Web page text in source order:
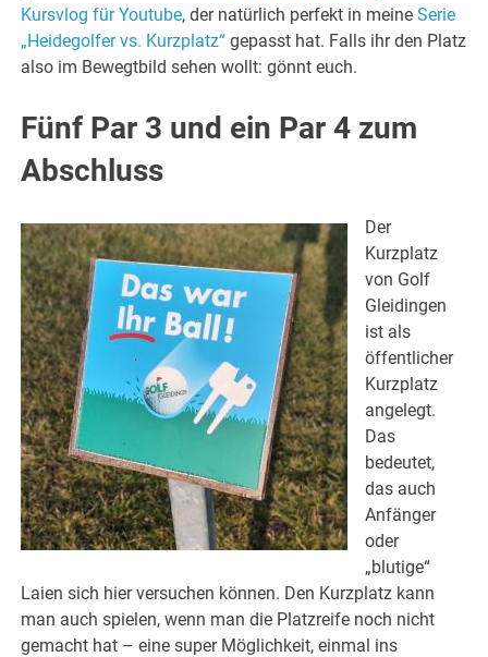
Kursvlog für Youtube, der natürlich perfekt in meineSerie
„Heidegolfer vs. Kurzplatz“ gepasst hat. Falls ihr den Platz
also im Bewegtbild sehen wollt: gönnt euch.
Fünf Par 3 und ein Par 4 zum
Abschluss
Der
Kurzplatz
von Golf
Gleidingen
ist als
öffentlicher
Kurzplatz
angelegt.
Das
bedeutet,
das auch
Anfänger
oder
„blutige“
Laien sich hier versuchen können. Den Kurzplatz kann
man auch spielen, wenn man die Platzreife noch nicht
gemacht hat – eine super Möglichkeit, einmal ins